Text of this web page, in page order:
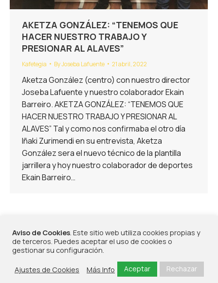
AKETZA GONZÁLEZ: “TENEMOS QUE
HACER NUESTRO TRABAJO Y
PRESIONAR AL ALAVES”
Kafetegia ByJoseba Lafuente 21 abril, 2022
Aketza González (centro) con nuestro director
Joseba Lafuente y nuestro colaborador Ekain
Barreiro. AKETZA GONZÁLEZ: “TENEMOS QUE
HACER NUESTRO TRABAJO Y PRESIONAR AL
ALAVES” Tal y como nos confirmaba el otro día
Iñaki Zurimendi en su entrevista, Aketza
González sera el nuevo técnico de la plantilla
jarrillera y hoy nuestro colaborador de deportes
Ekain Barreiro…
1 2 3 →
©2026 - Portu Radio | Todos los derechos reservados | Diseñado porFrikitek|
Aviso de Cookies. Este sitio web utiliza cookies propias y
de terceros. Puedes aceptar el uso de cookies o
gestionar su configuración.
Ajustes de Cookies
Más Info Aceptar Rechazar